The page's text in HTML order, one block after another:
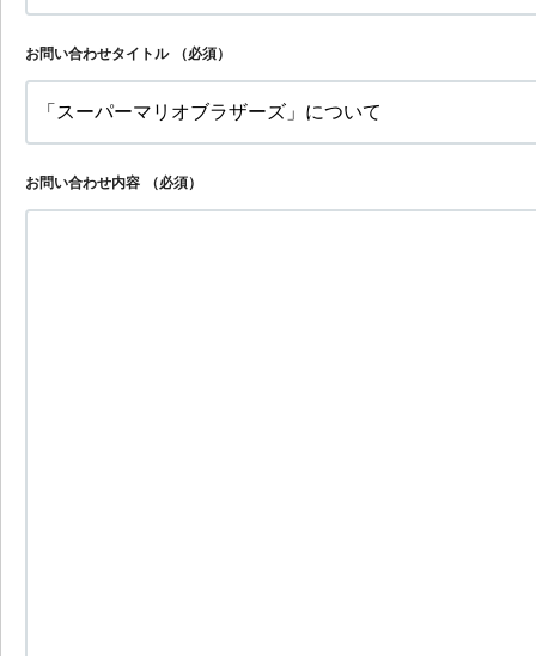
お問い合わせタイトル （必須）
お問い合わせ内容 （必須）